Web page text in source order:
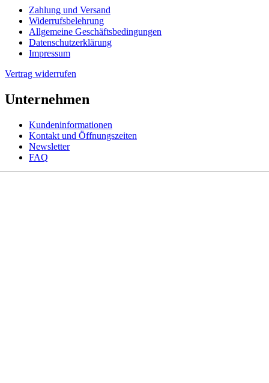
Zahlung und Versand
Widerrufsbelehrung
Allgemeine Geschäftsbedingungen
Datenschutzerklärung
Impressum
Vertrag widerrufen
Unternehmen
Kundeninformationen
Kontakt und Öffnungszeiten
Newsletter
FAQ